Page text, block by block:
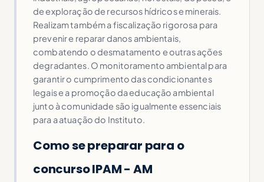
de exploração de recursos hídricos e minerais.
Realizam também a fiscalização rigorosa para
prevenir e reparar danos ambientais,
combatendo o desmatamento e outras ações
degradantes. O monitoramento ambiental para
garantir o cumprimento das condicionantes
legais e a promoção da educação ambiental
junto à comunidade são igualmente essenciais
para a atuação do Instituto.
Como se preparar para o
concurso IPAM - AM